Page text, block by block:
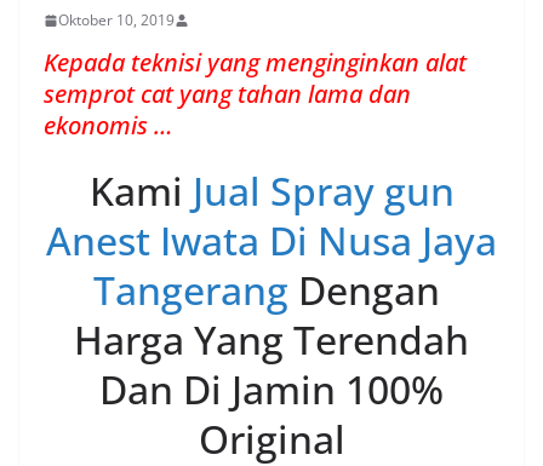
Oktober 10, 2019
Kepada teknisi yang menginginkan alat
semprot cat yang tahan lama dan
ekonomis …
Kami Jual Spray gun
Anest Iwata Di Nusa Jaya
Tangerang Dengan
Harga Yang Terendah
Dan Di Jamin 100%
Original